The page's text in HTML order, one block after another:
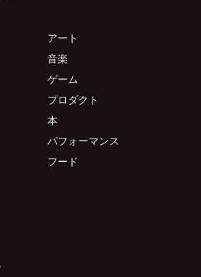
アート
音楽
ゲーム
プロダクト
本
パフォーマンス
フード